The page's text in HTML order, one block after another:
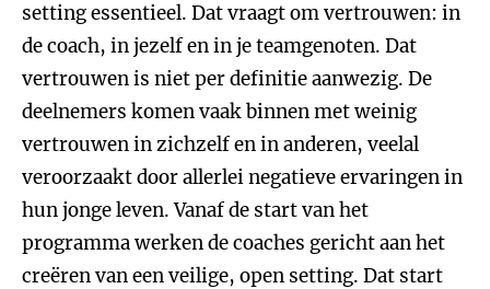
setting essentieel. Dat vraagt om vertrouwen: in
de coach, in jezelf en in je teamgenoten. Dat
vertrouwen is niet per definitie aanwezig. De
deelnemers komen vaak binnen met weinig
vertrouwen in zichzelf en in anderen, veelal
veroorzaakt door allerlei negatieve ervaringen in
hun jonge leven. Vanaf de start van het
programma werken de coaches gericht aan het
creëren van een veilige, open setting. Dat start